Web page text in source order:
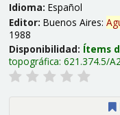
Idioma: Español
Editor: Buenos Aires:
1988
Disponibilidad: Ítems
topográfica: 621.374.5/